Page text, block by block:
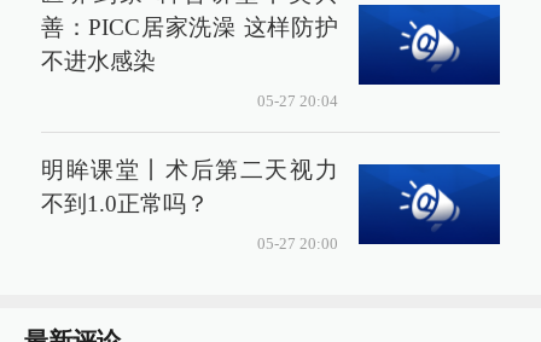
善：PICC居家洗澡 这样防护
不进水感染
05-27 20:04
明眸课堂丨术后第二天视力
不到1.0正常吗？
05-27 20:00